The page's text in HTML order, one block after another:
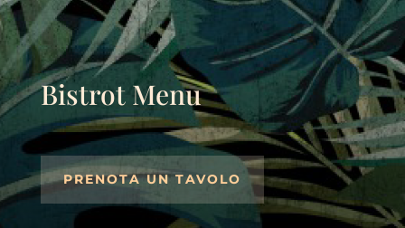
Bistrot Menu
PRENOTA UN TAVOLO